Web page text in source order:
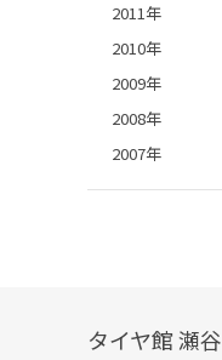
2011年
2010年
2009年
2008年
2007年
タイヤ館 瀬谷